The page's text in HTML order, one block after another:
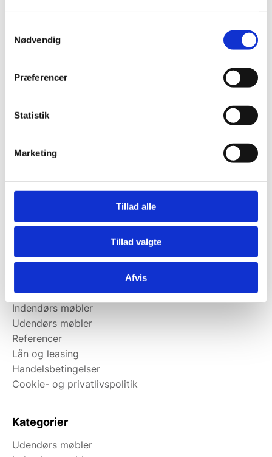
Nødvendig
Præferencer
Statistik
Marketing
Tillad alle
Tillad valgte
Afvis
Rømersvej 31
CVR: 25821548
Mandag til torsdag fra 08:00 – 15:30.
Kortbetaling
Om Østergaard Interiéur
Indendørs møbler
Udendørs møbler
Referencer
Lån og leasing
Handelsbetingelser
Cookie- og privatlivspolitik
Kategorier
Udendørs møbler